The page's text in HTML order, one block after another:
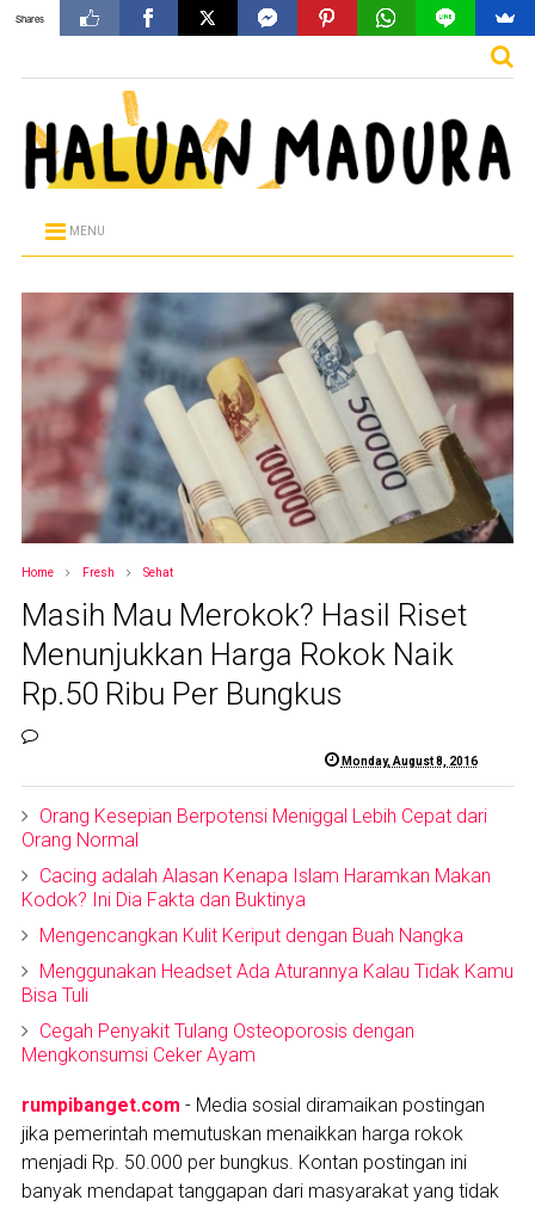
MENU
Home Fresh Sehat
Masih Mau Merokok? Hasil Riset
Menunjukkan Harga Rokok Naik
Rp.50 Ribu Per Bungkus
Monday, August 8, 2016
Orang Kesepian Berpotensi Meniggal Lebih Cepat dari
Orang Normal
Cacing adalah Alasan Kenapa Islam Haramkan Makan
Kodok? Ini Dia Fakta dan Buktinya
Mengencangkan Kulit Keriput dengan Buah Nangka
Menggunakan Headset Ada Aturannya Kalau Tidak Kamu
Bisa Tuli
Cegah Penyakit Tulang Osteoporosis dengan
Mengkonsumsi Ceker Ayam
rumpibanget.com - Media sosial diramaikan postingan
jika pemerintah memutuskan menaikkan harga rokok
menjadi Rp. 50.000 per bungkus. Kontan postingan ini
banyak mendapat tanggapan dari masyarakat yang tidak
Shares